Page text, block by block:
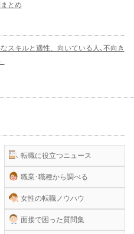
とめ
スキルと適性、向いている人､不向き
転職に役立つニュース
職業･職種から調べる
女性の転職ノウハウ
面接で困った質問集